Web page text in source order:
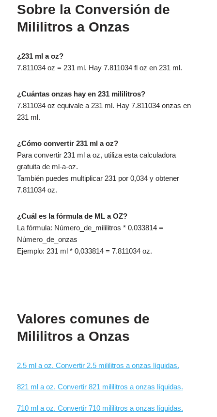
Sobre la Conversión de
Mililitros a Onzas
¿231 ml a oz?
7.811034 oz = 231 ml. Hay 7.811034 fl oz en 231 ml.
¿Cuántas onzas hay en 231 mililitros?
7.811034 oz equivale a 231 ml. Hay 7.811034 onzas en
231 ml.
¿Cómo convertir 231 ml a oz?
Para convertir 231 ml a oz, utiliza esta calculadora
gratuita de ml-a-oz.
También puedes multiplicar 231 por 0,034 y obtener
7.811034 oz.
¿Cuál es la fórmula de ML a OZ?
La fórmula: Número_de_mililitros * 0,033814 =
Número_de_onzas
Ejemplo: 231 ml * 0,033814 = 7.811034 oz.
Valores comunes de
Mililitros a Onzas
2.5 ml a oz. Convertir 2.5 mililitros a onzas líquidas.
821 ml a oz. Convertir 821 mililitros a onzas líquidas.
710 ml a oz. Convertir 710 mililitros a onzas líquidas.